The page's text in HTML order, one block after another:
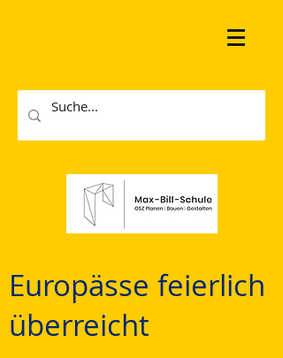
Europässe feierlich
überreicht